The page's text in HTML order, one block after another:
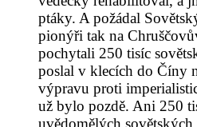
ptáky. A požádal
pionýři tak na
pochytali 250 tisíc
poslal v klecích do Číny
výpravu proti
už bylo pozdě. Ani 250